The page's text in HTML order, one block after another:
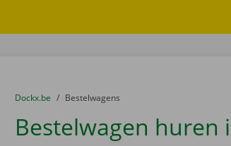
U bevindt zich hier:
van
Dockx.be naar
Bestelwagens
Bestelwagen huren